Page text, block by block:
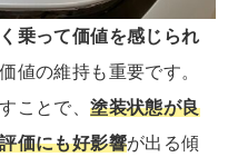
乗って価値を感じられ
値の維持も重要です。
ことで、塗装状態が良
価にも好影響が出る傾